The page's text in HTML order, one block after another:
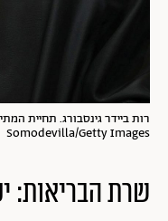
Somodevilla/Getty Images
שרת הבריאות: